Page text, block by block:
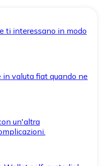
ti interessano in modo
valuta fiat quando ne
un'altra